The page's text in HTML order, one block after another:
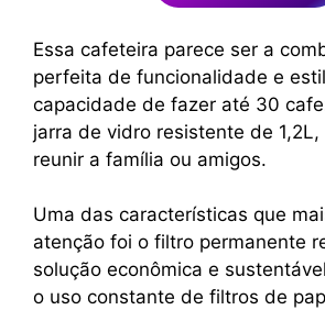
Essa cafeteira parece ser a
perfeita de funcionalidade e
capacidade de fazer até 30
jarra de vidro resistente de 1,2L,
reunir a família ou amigos.
Uma das características que
atenção foi o filtro permanente
solução econômica e
o uso constante de filtros de